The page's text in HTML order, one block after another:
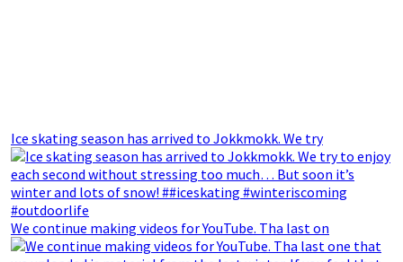
Ice skating season has arrived to Jokkmokk. We try
We continue making videos for YouTube. Tha last on